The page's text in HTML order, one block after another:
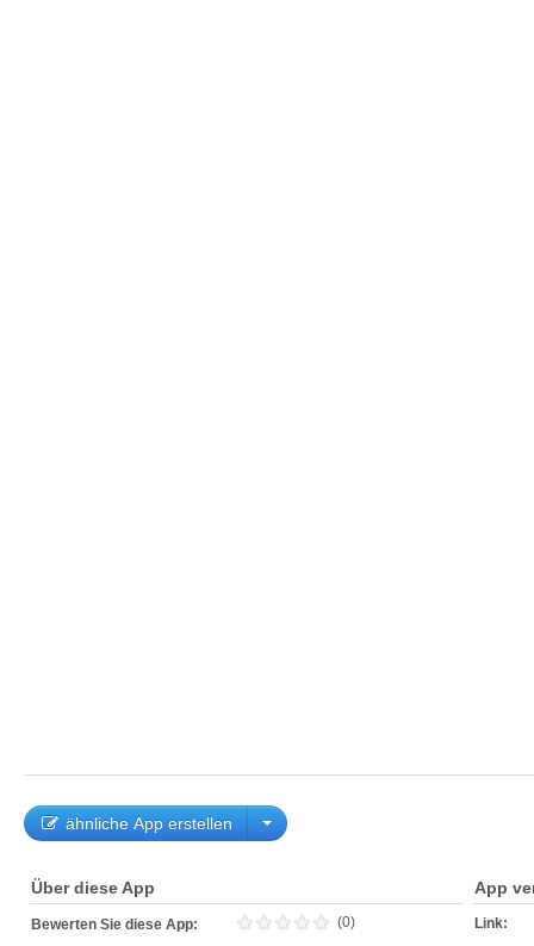
ähnliche App erstellen
Über diese App
Bewerten Sie diese App: (0)
App
Link: